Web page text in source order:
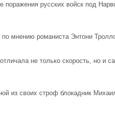
поражения русских войск под
по мнению романиста Энтони
не только скорость, но и
из своих строф блокадник